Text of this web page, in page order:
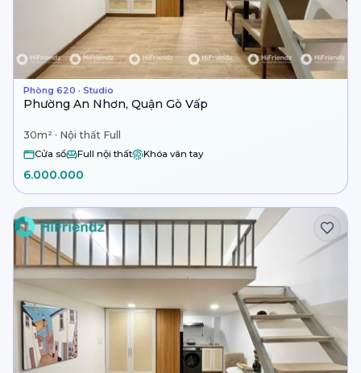
Phòng 620 · Studio
Phường An Nhơn, Quận Gò Vấp
30m² · Nội thất Full
Cửa sổ Full nội thất Khóa vân tay
6.000.000